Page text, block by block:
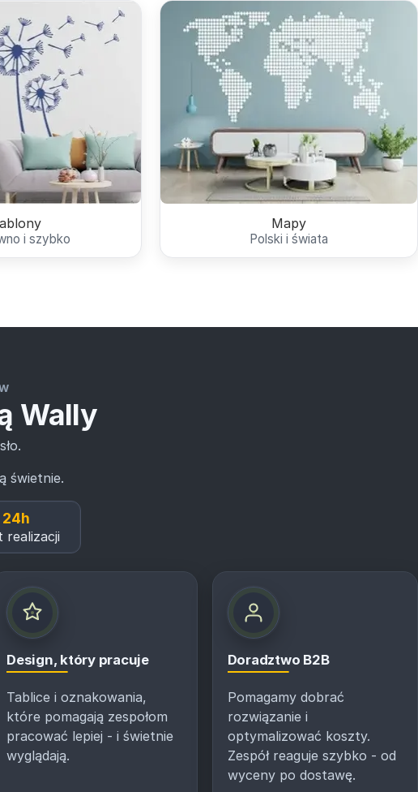
i szybko
Mapy
Polski i świata
Wally
świetnie.
24h
realizacji
Design, który pracuje
Tablice i oznakowania,
które pomagają zespołom
pracować lepiej - i świetnie
wyglądają.
Doradztwo B2B
Pomagamy dobrać
rozwiązanie i
optymalizować koszty.
Zespół reaguje szybko - od
wyceny po dostawę.